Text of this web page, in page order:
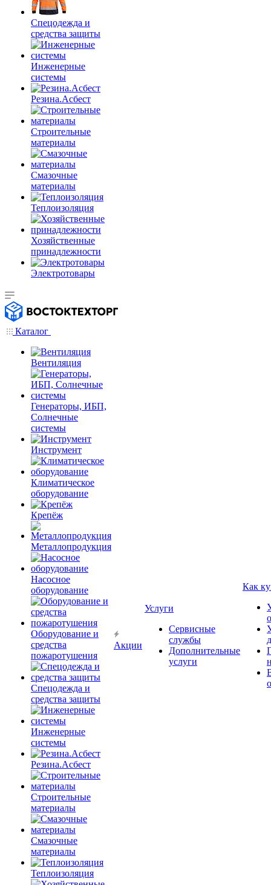
Спецодежда и
средства защиты
Инженерные
системы
Резина.Асбест
Строительные
материалы
Смазочные
материалы
Теплоизоляция
Хозяйственные
принадлежности
Электротовары
Каталог
Вентиляция
Генераторы, ИБП,
Солнечные
системы
Инструмент
Климатическое
оборудование
Крепёж
Металлопродукция
Насосное
оборудование
Оборудование и
средства
пожаротушения
Спецодежда и
средства защиты
Инженерные
системы
Резина.Асбест
Строительные
материалы
Смазочные
материалы
Теплоизоляция
Акции
Услуги
Сервисные
службы
Дополнительные
услуги
Как